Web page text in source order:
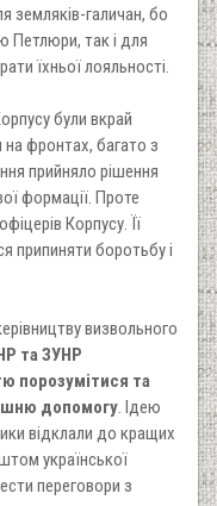
земляків-галичан, бо
Петлюри, так і для
їхньої лояльності.
були вкрай
фронтах, багато з
прийняло рішення
формації. Проте
Корпусу. Її
припиняти боротьбу і
визвольного
та ЗУНР
порозумітися та
допомогу. Ідею
відклали до кращих
української
переговори з